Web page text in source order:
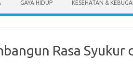
GAYA HIDUP KESEHATAN &
Rasa Syukur